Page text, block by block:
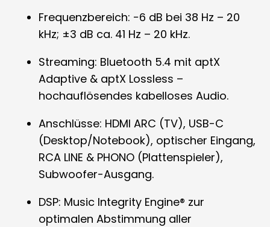
Frequenzbereich: −6 dB bei 38 Hz – 20
kHz; ±3 dB ca. 41 Hz – 20 kHz.
Streaming: Bluetooth 5.4 mit aptX
Adaptive & aptX Lossless –
hochauflösendes kabelloses Audio.
Anschlüsse: HDMI ARC (TV), USB-C
(Desktop/Notebook), optischer Eingang,
RCA LINE & PHONO (Plattenspieler),
Subwoofer-Ausgang.
DSP: Music Integrity Engine® zur
optimalen Abstimmung aller